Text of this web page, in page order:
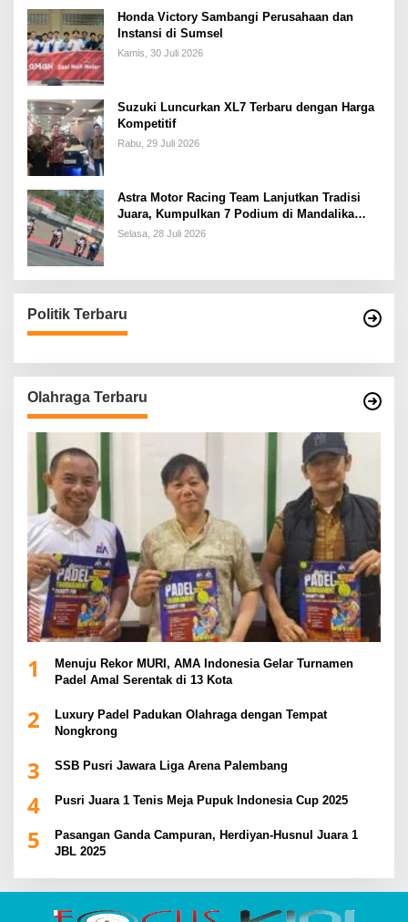
Honda Victory Sambangi Perusahaan dan
Instansi di Sumsel
Kamis, 30 Juli 2026
Suzuki Luncurkan XL7 Terbaru dengan Harga
Kompetitif
Rabu, 29 Juli 2026
Astra Motor Racing Team Lanjutkan Tradisi
Juara, Kumpulkan 7 Podium di Mandalika
Racing Series Putaran ke 3
Selasa, 28 Juli 2026
Politik Terbaru
Olahraga Terbaru
1
Menuju Rekor MURI, AMA Indonesia Gelar Turnamen
Padel Amal Serentak di 13 Kota
2
Luxury Padel Padukan Olahraga dengan Tempat
Nongkrong
3 SSB Pusri Jawara Liga Arena Palembang
4 Pusri Juara 1 Tenis Meja Pupuk Indonesia Cup 2025
5
Pasangan Ganda Campuran, Herdiyan-Husnul Juara 1
JBL 2025